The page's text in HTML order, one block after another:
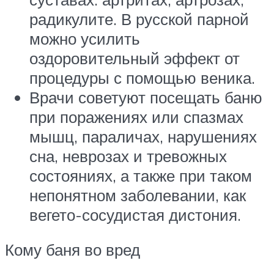
радикулите. В русской парной
можно усилить
оздоровительный эффект от
процедуры с помощью веника.
Врачи советуют посещать баню
при поражениях или спазмах
мышц, параличах, нарушениях
сна, неврозах и тревожных
состояниях, а также при таком
непонятном заболевании, как
вегето-сосудистая дистония.
Кому баня во вред